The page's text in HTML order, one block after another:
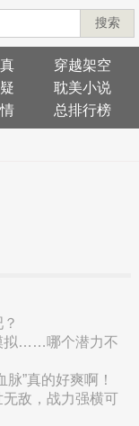
搜索
穿越架空
耽美小说
总排行榜
拟……哪个潜力不
”真的好爽啊！
敌，战力强横可